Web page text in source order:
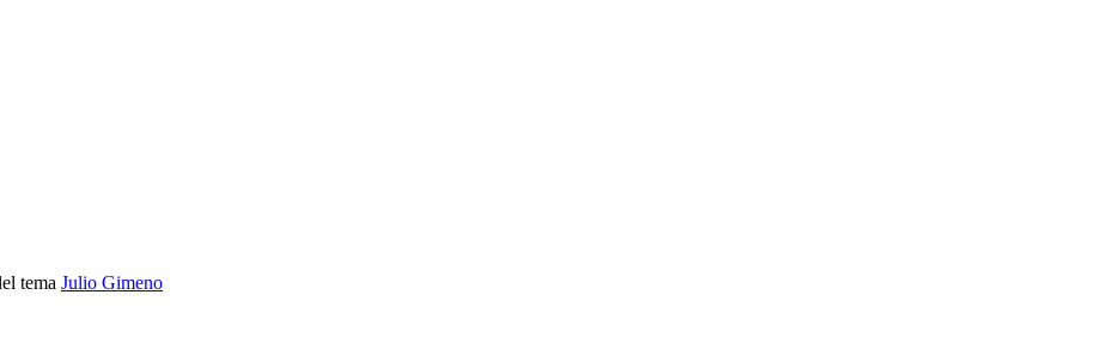
tema Julio Gimeno